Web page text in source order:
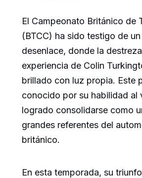
El Campeonato Británico de
(BTCC) ha sido testigo de
desenlace, donde la
experiencia de Colin
brillado con luz propia. Este
conocido por su habilidad al
logrado consolidarse como
grandes referentes del
británico.
En esta temporada, su